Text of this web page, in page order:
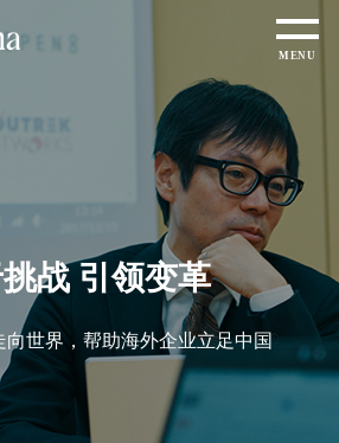
战 引领变革
向世界，帮助海外企业立足中国